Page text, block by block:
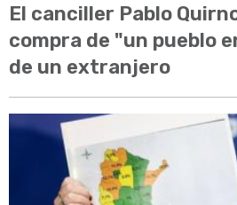
El canciller Pablo
compra de "un pueblo
de un extranjero